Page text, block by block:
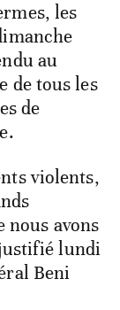
les
au
de tous les
de
violents,
nous avons
lundi
Beni